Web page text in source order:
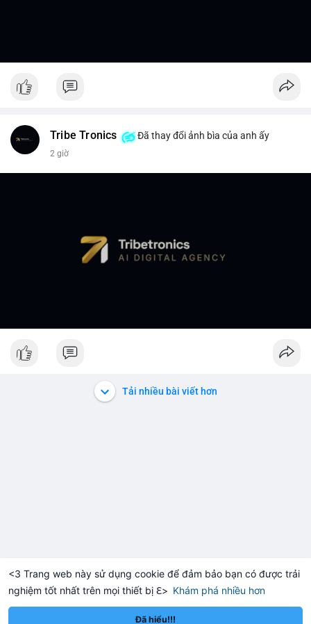
<3 Trang web này sử dụng cookie để đảm bảo bạn có được trải
nghiệm tốt nhất trên mọi thiết bị ℇ> Khám phá nhiều hơn
Đã hiểu!!!
$1,920.32 +0.34% Solana $73.92 +0.75%
Tribe Tronics Đã thay đổi ảnh bìa của anh ấy
2 giờ
Tải nhiều bài viết hơn